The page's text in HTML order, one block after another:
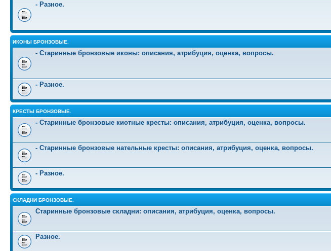
- Разное.
ИКОНЫ БРОНЗОВЫЕ.
- Старинные бронзовые иконы: описания, атрибуция, оценка, вопросы.
- Разное.
КРЕСТЫ БРОНЗОВЫЕ.
- Старинные бронзовые киотные кресты: описания, атрибуция, оценка, вопросы.
- Старинные бронзовые нательные кресты: описания, атрибуция, оценка, вопросы.
- Разное.
СКЛАДНИ БРОНЗОВЫЕ.
Старинные бронзовые складни: описания, атрибуция, оценка, вопросы.
Разное.